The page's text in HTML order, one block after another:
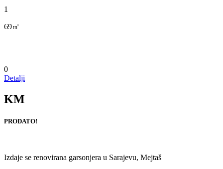
1
69㎡
0
Detalji
KM
PRODATO!
Izdaje se renovirana garsonjera u Sarajevu, Mejtaš